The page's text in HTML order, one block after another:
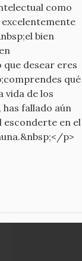
como
bien
desear eres
qué
vida de los
fallado aún
esconderte en el
p>